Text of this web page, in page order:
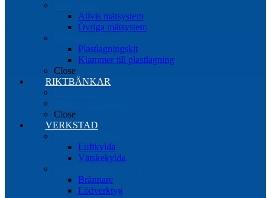
Allvis mätsystem
Övriga mätsystem
Plastlagningskit
Klammer till plastlagning
Close
RIKTBÄNKAR
Close
VERKSTAD
Luftkylda
Vätskekylda
Brännare
Lödverktyg